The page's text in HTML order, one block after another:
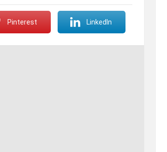
Pinterest LinkedIn